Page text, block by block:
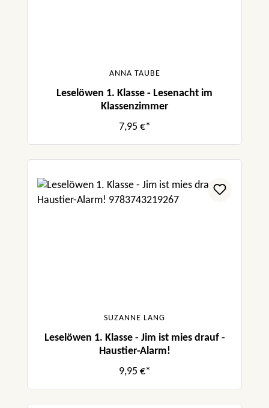
ANNA TAUBE
Leselöwen 1. Klasse - Lesenacht im
Klassenzimmer
7,95 €*
SUZANNE LANG
Leselöwen 1. Klasse - Jim ist mies drauf -
Haustier-Alarm!
9,95 €*